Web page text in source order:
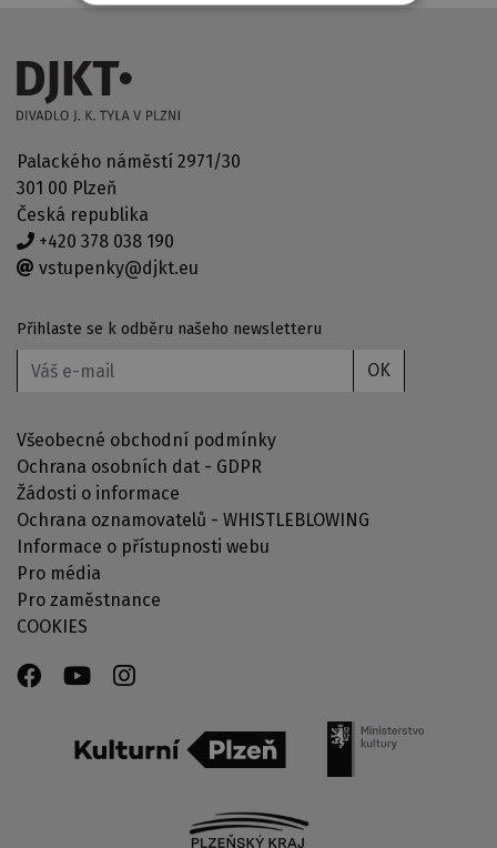
Palackého náměstí 2971/30
301 00 Plzeň
Česká republika
+420 378 038 190
vstupenky@djkt.eu
Přihlaste se k odběru našeho newsletteru
OK
Všeobecné obchodní podmínky
Ochrana osobních dat - GDPR
Žádosti o informace
Ochrana oznamovatelů - WHISTLEBLOWING
Informace o přístupnosti webu
Pro média
Pro zaměstnance
COOKIES